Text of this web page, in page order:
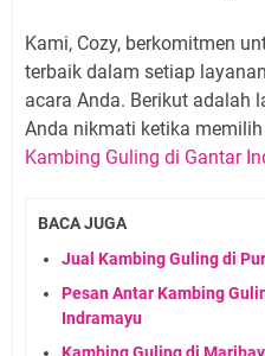
Kami, Cozy, berkomitmen
terbaik dalam setiap
acara Anda. Berikut adalah
Anda nikmati ketika
Kambing Guling di Gantar
BACA JUGA
Jual Kambing Guling di
Pesan Antar Kambing
Indramayu